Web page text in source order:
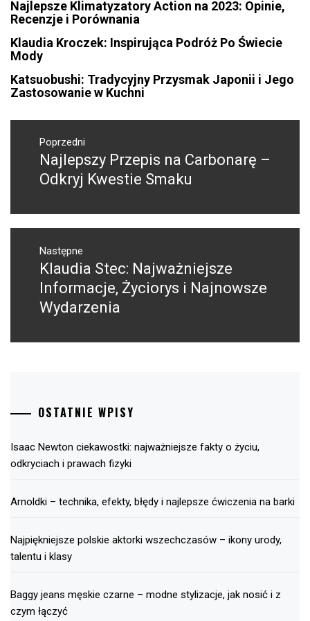
Najlepsze Klimatyzatory Action na 2023: Opinie,
Recenzje i Porównania
Klaudia Kroczek: Inspirująca Podróż Po Świecie
Mody
Katsuobushi: Tradycyjny Przysmak Japonii i Jego
Zastosowanie w Kuchni
Nawigacja
wpisuPoprzedni
Poprzedni
wpis:
Najlepszy Przepis na Carbonarę –
Odkryj Kwestie Smaku
Następne
Następny
post:
Klaudia Stec: Najważniejsze
Informacje, Życiorys i Najnowsze
Wydarzenia
OSTATNIE WPISY
Isaac Newton ciekawostki: najważniejsze fakty o życiu,
odkryciach i prawach fizyki
Arnoldki – technika, efekty, błędy i najlepsze ćwiczenia na barki
Najpiękniejsze polskie aktorki wszechczasów – ikony urody,
talentu i klasy
Baggy jeans męskie czarne – modne stylizacje, jak nosić i z
czym łączyć